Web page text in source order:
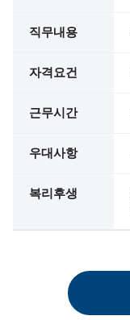
직무내용
자격요건
근무시간
우대사항
복리후생